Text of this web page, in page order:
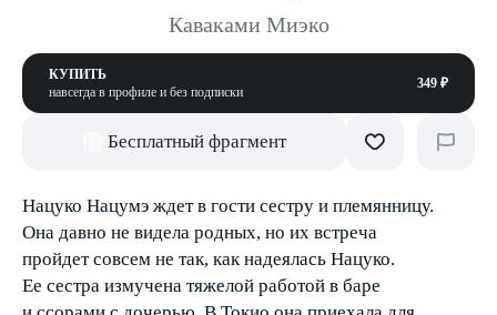
Каваками Миэко
КУПИТЬ
навсегда в профиле и без подписки
349 ₽
Бесплатный фрагмент
Нацуко Нацумэ ждет в гости сестру и племянницу.
Она давно не видела р­одных, но их встреча
пройдет совсем не так, как надеялась Нацуко.
Ее сестра измучена тяжелой работой в баре